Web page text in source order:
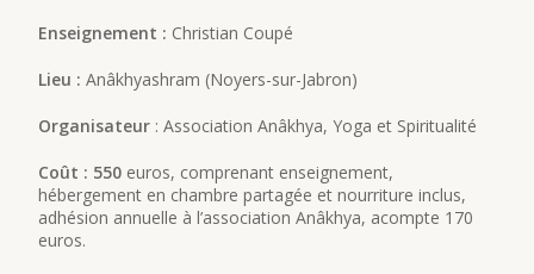
Enseignement : Christian Coupé
Lieu :Anâkhyashram (Noyers-sur-Jabron)
Organisateur : Association Anâkhya, Yoga et Spiritualité
Coût : 550 euros, comprenant enseignement,
hébergement en chambre partagée et nourriture inclus,
adhésion annuelle à l’association Anâkhya, acompte 170
euros.